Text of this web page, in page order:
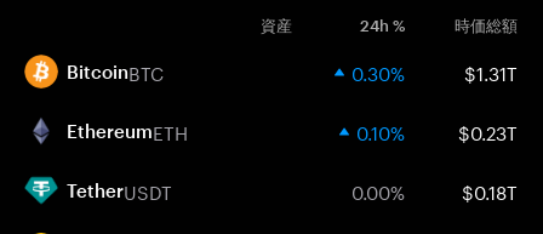
資産 24h % 時価総額
BitcoinBTC 0.30% $1.31T
EthereumETH 0.10% $0.23T
TetherUSDT 0.00% $0.18T